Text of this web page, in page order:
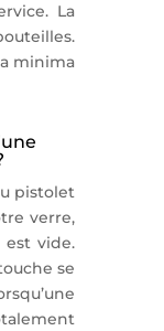
La
minima
pistolet
verre,
est vide.
se